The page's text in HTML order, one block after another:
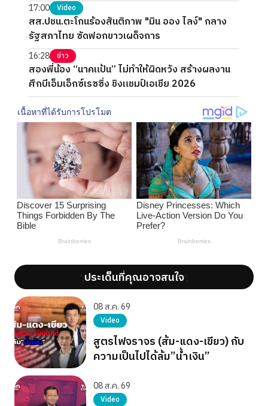
17:00 Video
สส.ปชน.ตะโกนร้องสันติภาพ "มิน ออง ไลง์" กลาง
รัฐสภาไทย ซัดฟอกขาวเผด็จการ
16:28 ข่าว
สองพี่น้อง “นาคแป้น” ไม่ทำให้ผิดหวัง สร้างผลงาน
ศึกบีเอ็มเอ็กซ์เรซซิ่ง ชิงแชมป์เอเชีย 2026
';ประเด็นที่คุณอาจสนใจ';
08 ส.ค. 69
Video
สูตรไฟจราจร (ส้ม-แดง-เขียว) กับ
ความเป็นไปได้ล้ม”น้ำเงิน”
08 ส.ค. 69
Video